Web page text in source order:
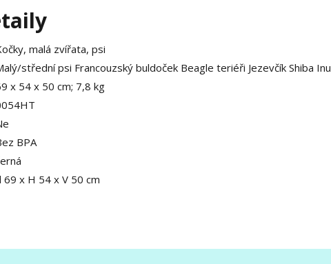
malá zvířata, psi
střední psi Francouzský buldoček Beagle teriéři Jezevčík Shiba Inu
x 54 x 50 cm; 7,8 kg
BPA
69 x H 54 x V 50 cm